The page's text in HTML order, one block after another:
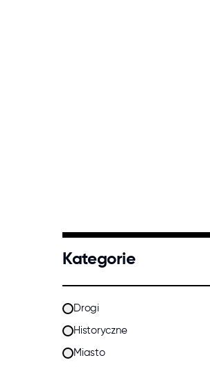
Kategorie
12 opcji do wyboru
Drogi
Historyczne
Miasto